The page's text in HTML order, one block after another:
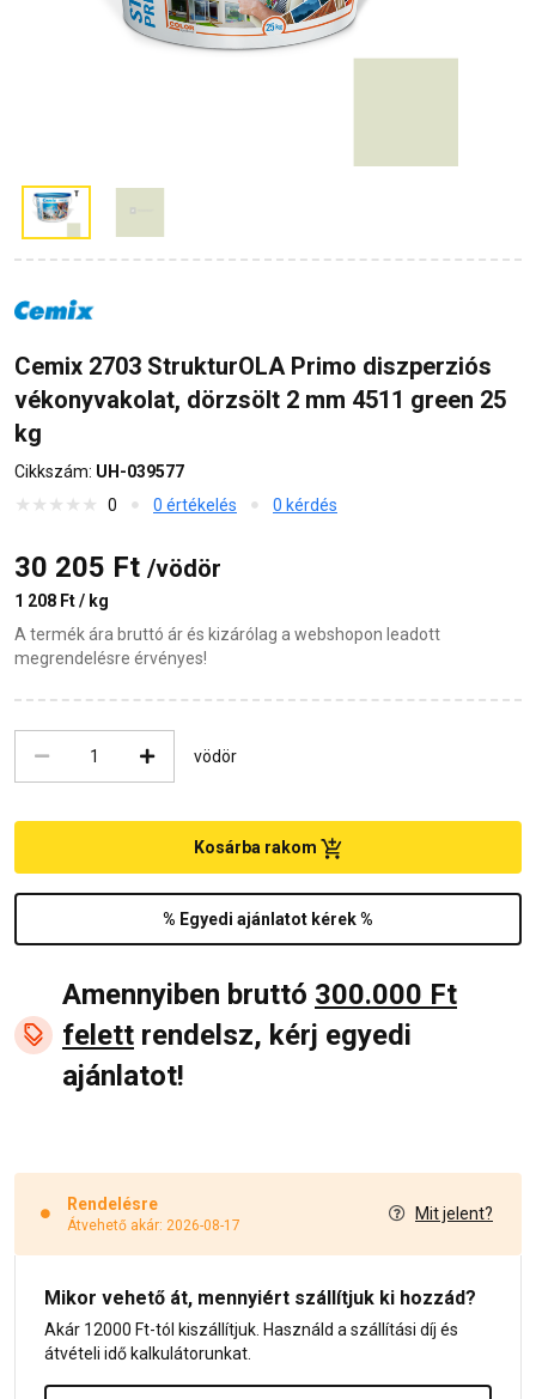
Cemix 2703 StrukturOLA Primo diszperziós
vékonyvakolat, dörzsölt 2 mm 4511 green 25
kg
Cikkszám: UH-039577
0
0 értékelés 0 kérdés
30 205 Ft /vödör
1 208 Ft / kg
A termék ára bruttó ár és kizárólag a webshopon leadott
megrendelésre érvényes!
vödör
% Egyedi ajánlatot kérek %
Kosárba rakom
Amennyiben bruttó 300.000 Ft
felett rendelsz, kérj egyedi
ajánlatot!
Rendelésre
Átvehető akár: 2026-08-17
Mit jelent?
Mikor vehető át, mennyiért szállítjuk ki hozzád?
Akár 12000 Ft-tól kiszállítjuk. Használd a szállítási díj és
átvételi idő kalkulátorunkat.